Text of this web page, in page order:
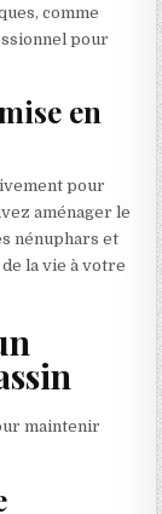
comme
pour
en
pour
aménager le
nénuphars et
la vie à votre
maintenir